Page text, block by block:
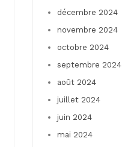
décembre 2024
novembre 2024
octobre 2024
septembre 2024
août 2024
juillet 2024
juin 2024
mai 2024